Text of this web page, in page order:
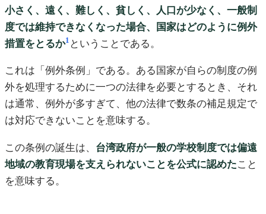
小さく、遠く、難しく、貧しく、人口が少なく、一般制
度では維持できなくなった場合、国家はどのように例外
措置をとるか1 ということである。
これは「例外条例」である。ある国家が自らの制度の例
外を処理するために一つの法律を必要とするとき、それ
は通常、例外が多すぎて、他の法律で数条の補足規定で
は対応できないことを意味する。
この条例の誕生は、 台湾政府が一般の学校制度では偏遠
地域の教育現場を支えられないことを公式に認めたこと
を意味する。